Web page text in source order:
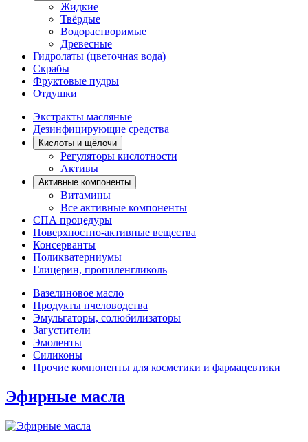
Жидкие
Твёрдые
Водорастворимые
Древесные
Гидролаты (цветочная вода)
Скрабы
Фруктовые пудры
Отдушки
Экстракты масляные
Дезинфицирующие средства
Кислоты и щёлочи
Регуляторы кислотности
Активы
Активные компоненты
Витамины
Все активные компоненты
СПА процедуры
Поверхностно-активные вещества
Консерванты
Поликватерниумы
Глицерин, пропиленгликоль
Вазелиновое масло
Продукты пчеловодства
Эмульгаторы, солюбилизаторы
Загустители
Эмоленты
Силиконы
Прочие компоненты для косметики и фармацевтики
Эфирные масла